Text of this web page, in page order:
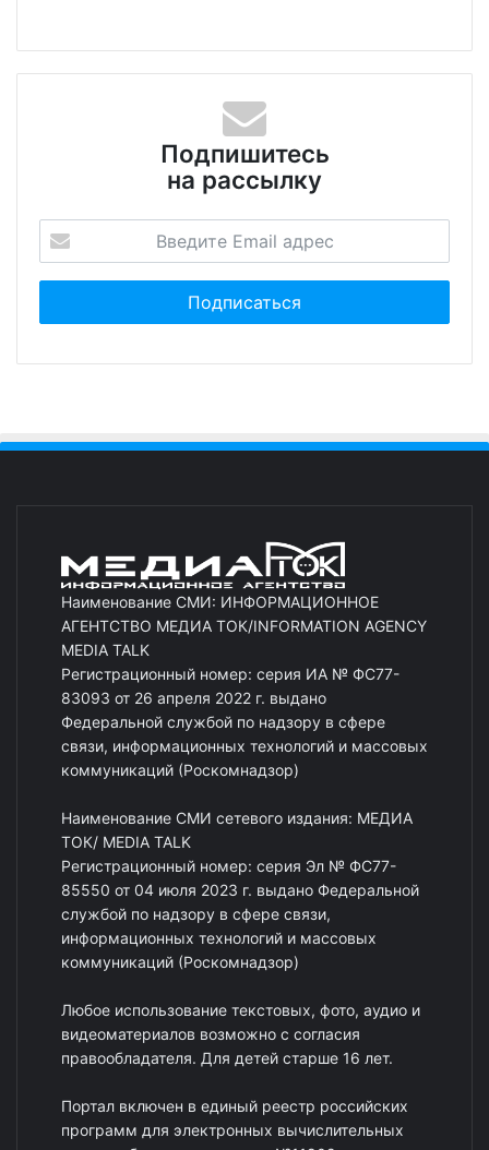
Подпишитесь
на рассылку
Наименование СМИ: ИНФОРМАЦИОННОЕ
АГЕНТСТВО МЕДИА ТОК/INFORMATION AGENCY
MEDIA TALK
Регистрационный номер: серия ИА № ФС77-
83093 от 26 апреля 2022 г. выдано
Федеральной службой по надзору в сфере
связи, информационных технологий и массовых
коммуникаций (Роскомнадзор)
Наименование СМИ сетевого издания: МЕДИА
ТОК/ MEDIA TALK
Регистрационный номер: серия Эл № ФС77-
85550 от 04 июля 2023 г. выдано Федеральной
службой по надзору в сфере связи,
информационных технологий и массовых
коммуникаций (Роскомнадзор)
Любое использование текстовых, фото, аудио и
видеоматериалов возможно с согласия
правообладателя. Для детей старше 16 лет.
Портал включен в единый реестр российских
программ для электронных вычислительных